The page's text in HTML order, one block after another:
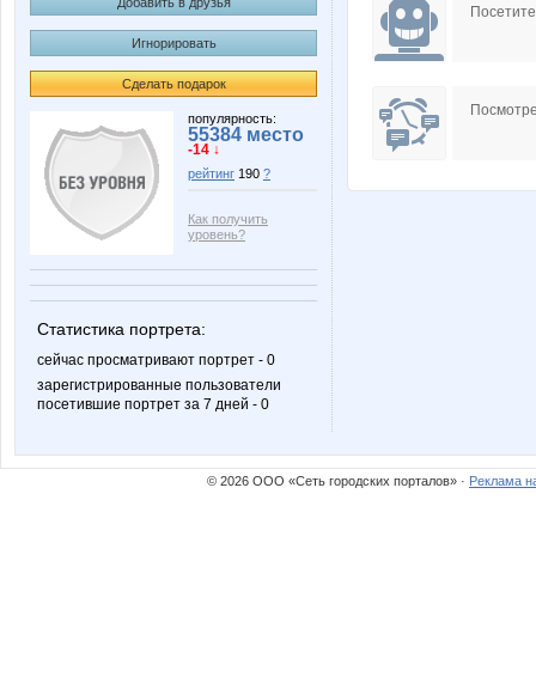
Игнорировать
Сделать подарок
популярность:
55384 место
-14 ↓
рейтинг 190 ?
Как получить
уровень?
Статистика портрета:
сейчас просматривают портрет - 0
зарегистрированные пользователи
посетившие портрет за 7 дней - 0
© 2026 ООО «Сеть городских порталов» · Реклама